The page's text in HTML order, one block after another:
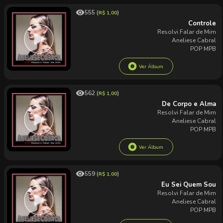
remove_red_eye555 (R$ 1,00)
album Ver Álbum
Controle
Resolvi Falar de Mim
Aneliese Cabral
POP MPB
remove_red_eye562 (R$ 1,00)
album Ver Álbum
De Corpo e Alma
Resolvi Falar de Mim
Aneliese Cabral
POP MPB
remove_red_eye559 (R$ 1,00)
Eu Sei Quem Sou
Resolvi Falar de Mim
Aneliese Cabral
POP MPB